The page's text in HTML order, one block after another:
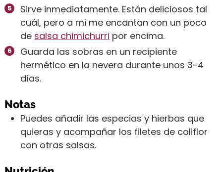
Sirve inmediatamente. Están deliciosos tal
cuál, pero a mi me encantan con un poco
de salsa chimichurri por encima.
Guarda las sobras en un recipiente
hermético en la nevera durante unos 3-4
días.
Notas
Puedes añadir las especias y hierbas que
quieras y acompañar los filetes de coliflor
con otras salsas.